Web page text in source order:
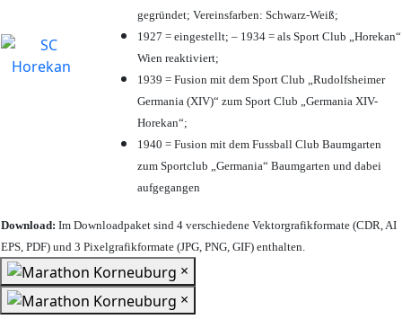
gegründet; Vereinsfarben: Schwarz-Weiß;
1927 = eingestellt; – 1934 = als Sport Club „Horekan“
Wien reaktiviert;
1939 = Fusion mit dem Sport Club „Rudolfsheimer
Germania (XIV)“ zum Sport Club „Germania XIV-
Horekan“;
1940 = Fusion mit dem Fussball Club Baumgarten
zum Sportclub „Germania“ Baumgarten und dabei
aufgegangen
Download: Im Downloadpaket sind 4 verschiedene Vektorgrafikformate (CDR, AI
EPS, PDF) und 3 Pixelgrafikformate (JPG, PNG, GIF) enthalten.
×
×